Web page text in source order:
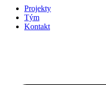
Projekty
Tým
Kontakt